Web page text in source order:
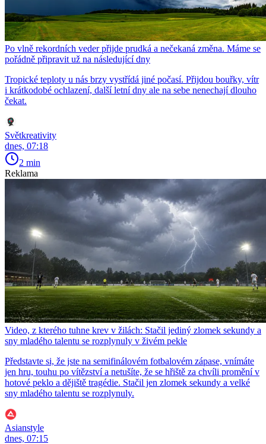
Po vlně rekordních veder přijde prudká a nečekaná změna. Máme se
pořádně připravit už na následující dny
Tropické teploty u nás brzy vystřídá jiné počasí. Přijdou bouřky, vítr
i krátkodobé ochlazení, další letní dny ale na sebe nenechají dlouho
čekat.
Světkreativity
dnes, 07:18
2 min
Reklama
Video, z kterého tuhne krev v žilách: Stačil jediný zlomek sekundy a
sny mladého talentu se rozplynuly v živém pekle
Představte si, že jste na semifinálovém fotbalovém zápase, vnímáte
jen hru, touhu po vítězství a netušíte, že se hřiště za chvíli promění v
hotové peklo a dějiště tragédie. Stačil jen zlomek sekundy a velké
sny mladého talentu se rozplynuly.
Asianstyle
dnes, 07:15